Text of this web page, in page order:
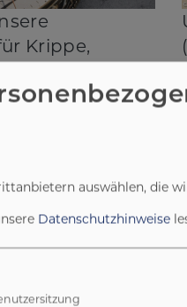
Krippe,
Uhr - 17.00
auswählen, die
Datenschutzhinweise